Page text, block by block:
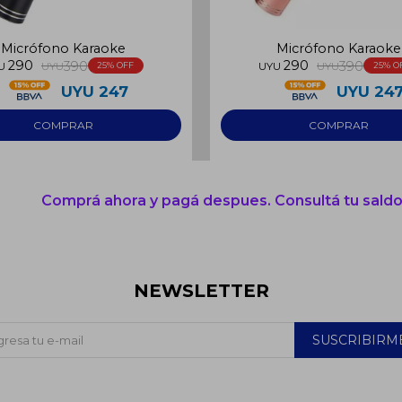
Micrófono Karaoke
290 UYU390 25
UYU 247
Micrófono Karaoke
UYU 290 UYU390 25
UYU
Comprá ahora y pagá despues. Consultá tu
NEWSLETTER